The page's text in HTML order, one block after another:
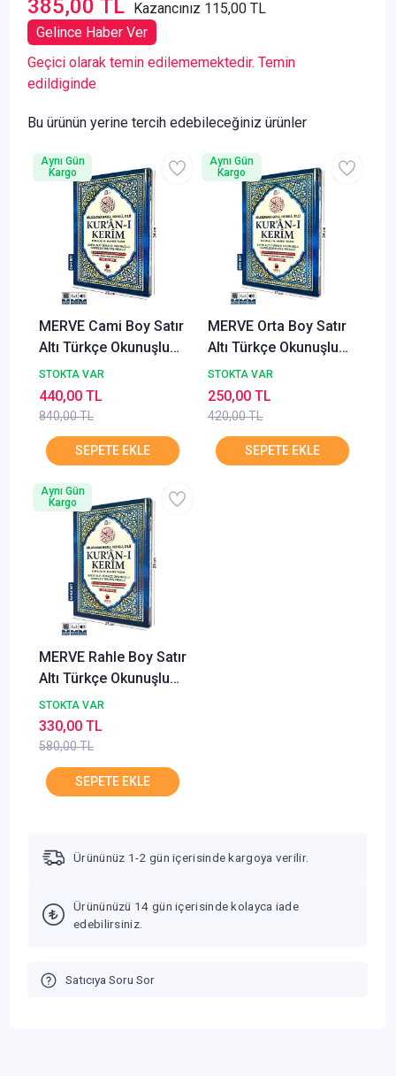
385,00 TL Kazancınız 115,00 TL
Gelince Haber Ver
Geçici olarak temin edilememektedir. Temin
edildiginde
Bu ürünün yerine tercih edebileceğiniz ürünler
MERVE Cami Boy Satır
Altı Türkçe Okunuşlu
ve Türkçe Mealli Renkli
Kuran-ı Kerim
STOKTA VAR
840,00 TL
440,00 TL
Aynı Gün
Kargo
MERVE Orta Boy Satır
Altı Türkçe Okunuşlu
ve Türkçe Mealli Renkli
Kuran-ı Kerim
STOKTA VAR
420,00 TL
250,00 TL
Aynı Gün
Kargo
MERVE Rahle Boy Satır
Altı Türkçe Okunuşlu
ve Türkçe Mealli Renkli
Kuran-ı Kerim
STOKTA VAR
580,00 TL
330,00 TL
Aynı Gün
Kargo
Ürününüz 1-2 gün içerisinde kargoya verilir.
Ürününüzü 14 gün içerisinde kolayca iade
edebilirsiniz.
Satıcıya Soru Sor